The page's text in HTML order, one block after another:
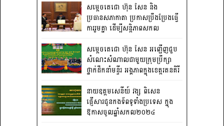
សម្តេចតេជោ ហ៊ុន សែន និង
ប្រធានសភាកាតា ប្រកាសប្រឹងប្រែងធ្វើ
ការ​រួមគ្នា ដើម្បីសន្តិភាពសកល
សម្តេចតេជោ ហ៊ុន សែន អញ្ជើញជួប
សំណេះសំណាលជាមួយក្រុមប្រឹក្សា
ថ្នាក់ដឹកនាំមន្ទីរ អង្គភាពក្នុងខេត្តរតនគិរី
នាយឧត្តមសេនីយ៍ វង្ស ពិសេន
ផ្ញើសារជូនកងទ័ពទូទាំងប្រទេស ក្នុង
ឱកាសចូលឆ្នាំសកល២០២៤